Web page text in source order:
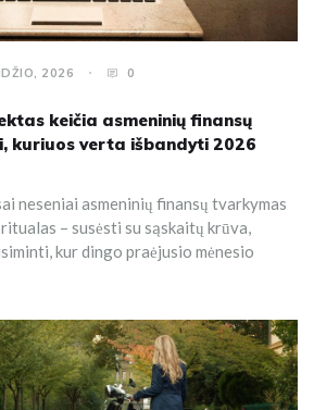
2026 0
keičia asmeninių finansų
kuriuos verta išbandyti 2026
neseniai asmeninių finansų tvarkymas
– susėsti su sąskaitų krūva,
kur dingo praėjusio mėnesio